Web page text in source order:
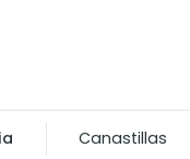
Canastillas